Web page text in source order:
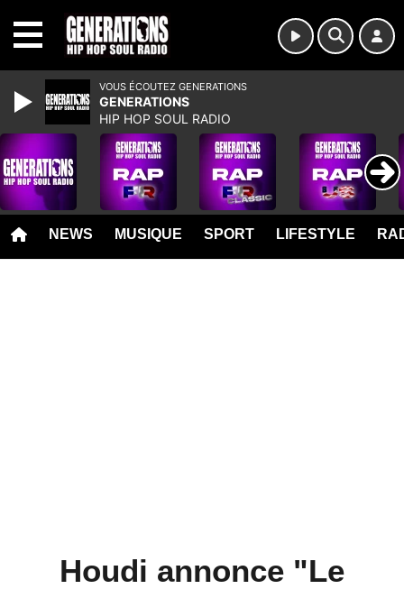
NEWS MUSIQUE SPORT LIFESTYLE
Houdi annonce "Le
VOUS ÉCOUTEZ GENERATIONS
GENERATIONS
HIP HOP SOUL RADIO